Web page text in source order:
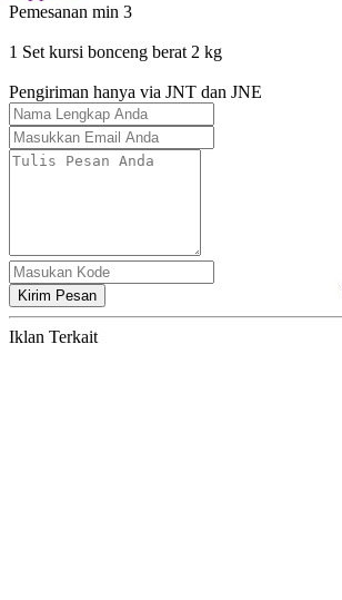
Pemesanan min 3
1 Set kursi bonceng berat 2 kg
Pengiriman hanya via JNT dan JNE
Kirim Pesan
Iklan Terkait